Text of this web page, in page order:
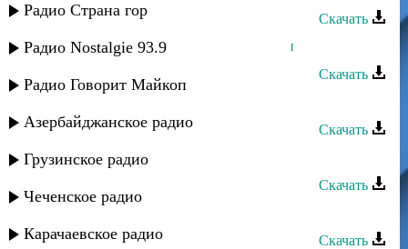
Радио Страна гор
Радио Nostalgie 93.9
Радио Говорит Майкоп
Азербайджанское радио
Грузинское радио
Чеченское радио
Карачаевское радио
Скачать
Нурулла Раджабов - Дерево Любви
Скачать
Скачать
Ирада Асварова - Огонь любви
Скачать
Скачать